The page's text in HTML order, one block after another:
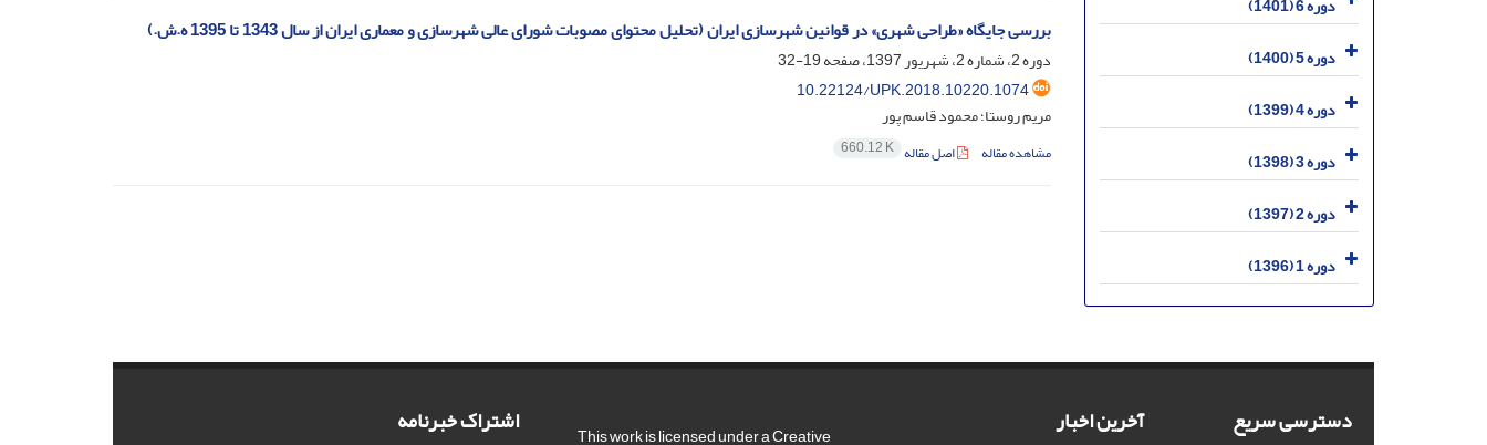
بررسی جایگاه «طراحی شهری» در قوانین شهرسازی ایران (تحلیل محتوای مصوبات شورای عالی شهرسازی و معماری ایران از سال 1343 تا 1395 ه.ش.)
دوره 2، شماره 2، شهریور 1397، صفحه
19-32
10.22124/UPK.2018.10220.1074
مریم روستا؛ محمود قاسم پور
مشاهده مقاله اصل مقاله 660.12 K
دوره 5 (1400)
دوره 4 (1399)
دوره 3 (1398)
دوره 2 (1397)
دوره 1 (1396)
دسترسی سریع آخرین اخبار This work is licensed under a Creative اشتراک خبرنامه